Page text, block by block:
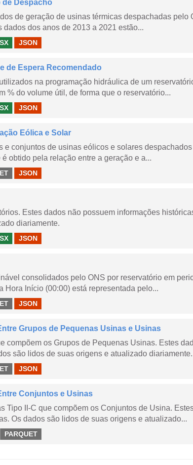
de Despacho
de geração de usinas térmicas despachadas pelo
dos anos de 2013 a 2021 estão...
JSON
de Espera Recomendado
na programação hidráulica de um
% do volume útil, de forma que o reservatório...
JSON
Eólica e Solar
e conjuntos de usinas eólicos e solares
obtido pela relação entre a geração e a...
JSON
Estes dados não possuem informações
diariamente.
JSON
consolidados pelo ONS por reservatório em
Hora Início (00:00) está representada pelo...
JSON
Grupos de Pequenas Usinas e Usinas
compõem os Grupos de Pequenas Usinas. Estes
são lidos de suas origens e atualizado diariamente.
JSON
Conjuntos e Usinas
Tipo II-C que compõem os Conjuntos de Usina.
Os dados são lidos de suas origens e atualizado...
PARQUET